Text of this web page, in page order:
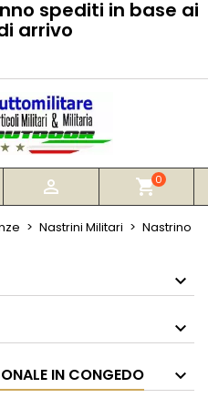
spediti in base ai
arrivo
 shopping_cart0
Nastrini Militari
Nastrino
IN CONGEDO
Crea lista dei desideri
per salvare dei
Annulla